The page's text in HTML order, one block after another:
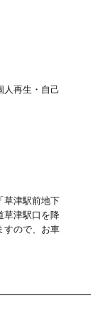
人再生・自己
草津駅前地下
草津駅口を降
すので、お車